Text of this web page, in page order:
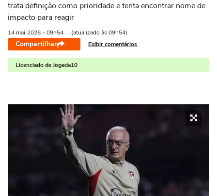
trata definição como prioridade e tenta encontrar nome de
impacto para reagir
14 mai 2026 - 09h54 (atualizado às 09h54)
Compartilhar Exibir comentários
Licenciado de Jogada10